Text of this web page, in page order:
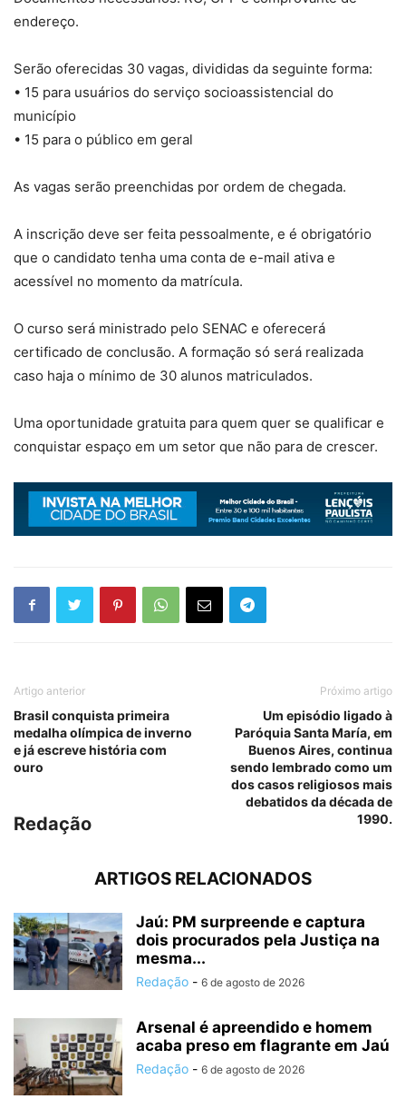
endereço.
Serão oferecidas 30 vagas, divididas da seguinte forma:
• 15 para usuários do serviço socioassistencial do
município
• 15 para o público em geral
As vagas serão preenchidas por ordem de chegada.
A inscrição deve ser feita pessoalmente, e é obrigatório
que o candidato tenha uma conta de e-mail ativa e
acessível no momento da matrícula.
O curso será ministrado pelo SENAC e oferecerá
certificado de conclusão. A formação só será realizada
caso haja o mínimo de 30 alunos matriculados.
Uma oportunidade gratuita para quem quer se qualificar e
conquistar espaço em um setor que não para de crescer.
Artigo anterior
Brasil conquista primeira
medalha olímpica de inverno
e já escreve história com
ouro
Próximo artigo
Um episódio ligado à
Paróquia Santa María, em
Buenos Aires, continua
sendo lembrado como um
dos casos religiosos mais
debatidos da década de
1990.
Redação
ARTIGOS RELACIONADOS
Jaú: PM surpreende e captura
dois procurados pela Justiça na
mesma...
Redação - 6 de agosto de 2026
Arsenal é apreendido e homem
acaba preso em flagrante em Jaú
Redação - 6 de agosto de 2026